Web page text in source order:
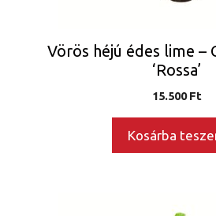
Vörös héjú édes lime –
‘Rossa’
15.500Ft
Kosárba